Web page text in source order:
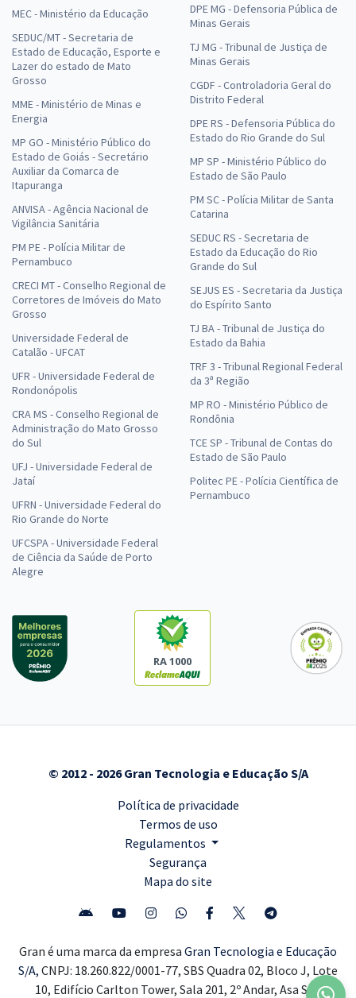
MEC - Ministério da Educação
SEDUC/MT - Secretaria de
Estado de Educação, Esporte e
Lazer do estado de Mato
Grosso
MME - Ministério de Minas e
Energia
MP GO - Ministério Público do
Estado de Goiás - Secretário
Auxiliar da Comarca de
Itapuranga
ANVISA - Agência Nacional de
Vigilância Sanitária
PM PE - Polícia Militar de
Pernambuco
CRECI MT - Conselho Regional de
Corretores de Imóveis do Mato
Grosso
Universidade Federal de
Catalão - UFCAT
UFR - Universidade Federal de
Rondonópolis
CRA MS - Conselho Regional de
Administração do Mato Grosso
do Sul
UFJ - Universidade Federal de
Jataí
UFRN - Universidade Federal do
Rio Grande do Norte
UFCSPA - Universidade Federal
de Ciência da Saúde de Porto
Alegre
DPE MG - Defensoria Pública de
Minas Gerais
TJ MG - Tribunal de Justiça de
Minas Gerais
CGDF - Controladoria Geral do
Distrito Federal
DPE RS - Defensoria Pública do
Estado do Rio Grande do Sul
MP SP - Ministério Público do
Estado de São Paulo
PM SC - Polícia Militar de Santa
Catarina
SEDUC RS - Secretaria de
Estado da Educação do Rio
Grande do Sul
SEJUS ES - Secretaria da Justiça
do Espírito Santo
TJ BA - Tribunal de Justiça do
Estado da Bahia
TRF 3 - Tribunal Regional Federal
da 3ª Região
MP RO - Ministério Público de
Rondônia
TCE SP - Tribunal de Contas do
Estado de São Paulo
Politec PE - Polícia Científica de
Pernambuco
RA 1000
© 2012 - 2026 Gran Tecnologia e Educação S/A
Política de privacidade
Termos de uso
Regulamentos
Segurança
Mapa do site
Gran é uma marca da empresa Gran Tecnologia e Educação
S/A, CNPJ: 18.260.822/0001-77, SBS Quadra 02, Bloco J, Lote
10, Edifício Carlton Tower, Sala 201, 2º Andar, Asa Sul,